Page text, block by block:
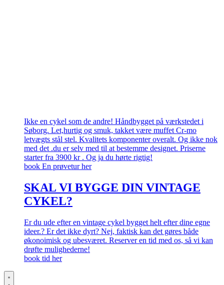
Ikke en cykel som de andre! Håndbygget på værkstedet i
Søborg. Let,hurtig og smuk, takket være muffet Cr-mo
letvægts stål stel. Kvalitets komponenter overalt. Og ikke nok
med det .du er selv med til at bestemme designet. Priserne
starter fra 3900 kr . Og ja du hørte rigtig!
book En prøvetur her
SKAL VI BYGGE DIN VINTAGE
CYKEL?
Er du ude efter en vintage cykel bygget helt efter dine egne
ideer.? Er det ikke dyrt? Nej, faktisk kan det gøres både
økonoimisk og ubesværet. Reserver en tid med os, så vi kan
drøfte mulighederne!
book tid her